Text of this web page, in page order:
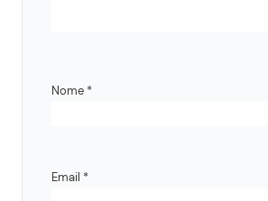
Nome *
Email *